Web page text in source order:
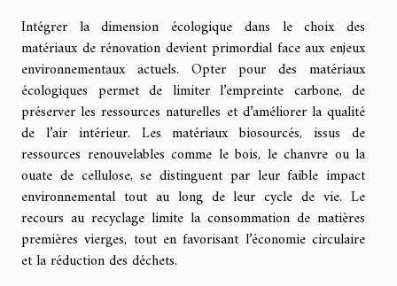
Intégrer la dimension écologique dans le choix des
matériaux de rénovation devient primordial face aux enjeux
environnementaux actuels. Opter pour des matériaux
écologiques permet de limiter l’empreinte carbone, de
préserver les ressources naturelles et d’améliorer la qualité
de l’air intérieur. Les matériaux biosourcés, issus de
ressources renouvelables comme le bois, le chanvre ou la
ouate de cellulose, se distinguent par leur faible impact
environnemental tout au long de leur cycle de vie. Le
recours au recyclage limite la consommation de matières
premières vierges, tout en favorisant l’économie circulaire
et la réduction des déchets.